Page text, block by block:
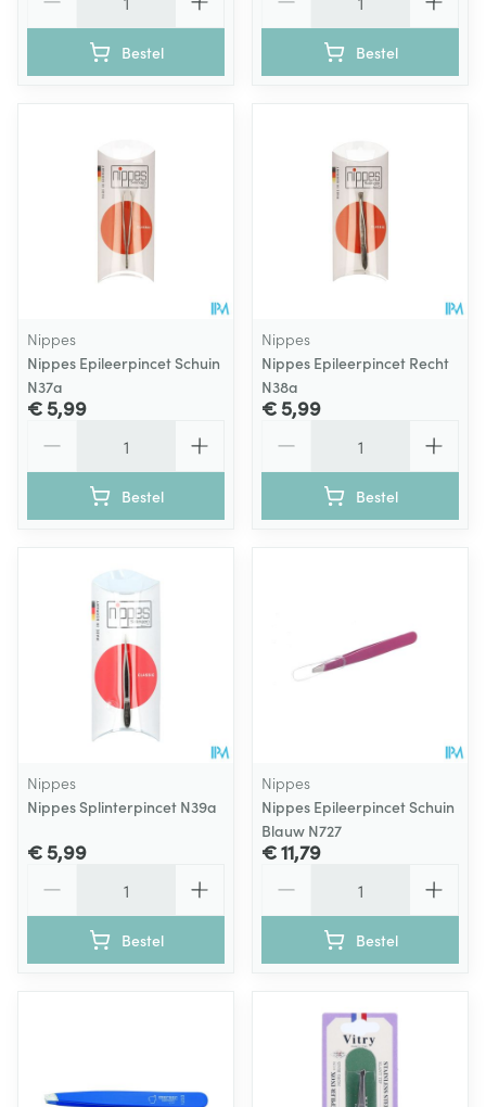
Bestel Bestel
Nippes
Nippes Epileerpincet Schuin
N37a
€ 5,99
Bestel
Nippes
Nippes Epileerpincet Recht
N38a
€ 5,99
Bestel
Nippes
Nippes Splinterpincet N39a
€ 5,99
Bestel
Nippes
Nippes Epileerpincet Schuin
Blauw N727
€ 11,79
Bestel